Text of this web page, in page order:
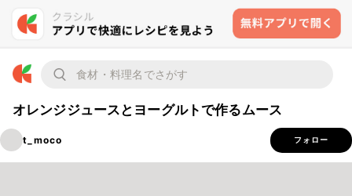
オレンジジュースとヨーグルトで作るムース
t_moco フォロー